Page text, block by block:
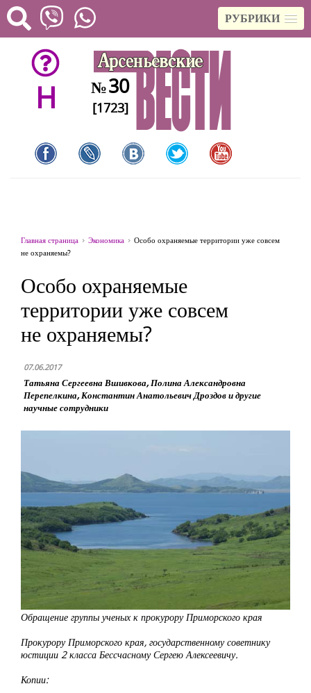
РУБРИКИ
H №30
[1723]
Главная страница Экономика
Особо охраняемые территории уже совсем
не охраняемы?
Особо охраняемые
территории уже совсем
не охраняемы?
07.06.2017
Татьяна Сергеевна Вшивкова, Полина Александровна
Перепелкина, Константин Анатольевич Дроздов и другие
научные сотрудники
Обращение группы ученых к прокурору Приморского края
Прокурору Приморского края, государственному советнику
юстиции 2 класса Бессчасному Сергею Алексеевичу.
Копии: